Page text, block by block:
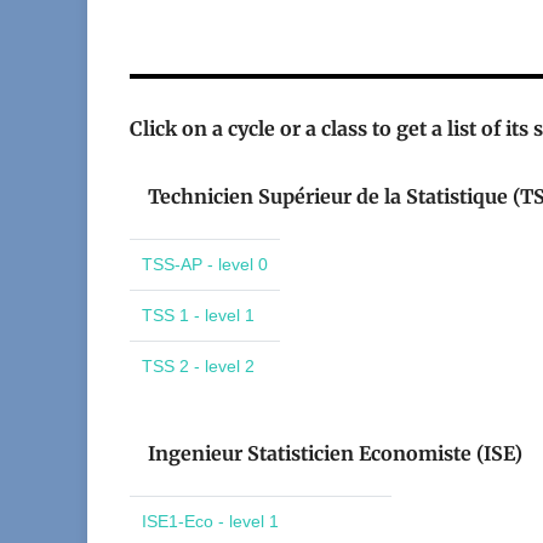
Click on a cycle or a class to get a list of its
Technicien Supérieur de la Statistique
TSS-AP - level 0
TSS 1 - level 1
TSS 2 - level 2
Ingenieur Statisticien Economiste (ISE)
ISE1-Eco - level 1